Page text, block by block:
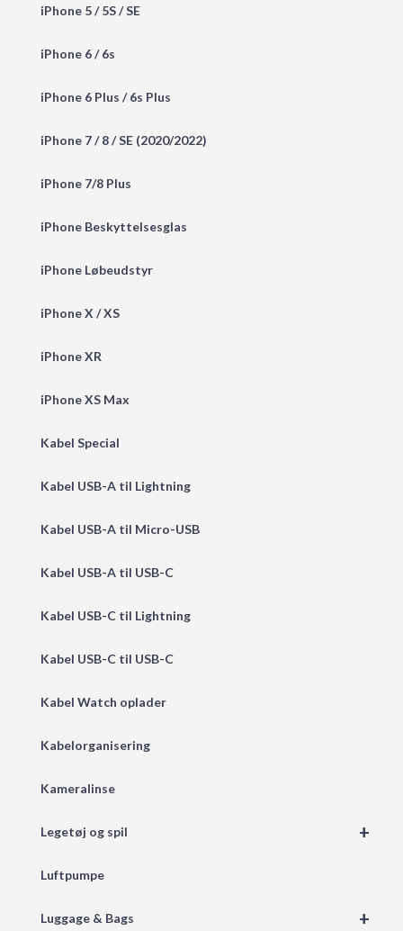
iPhone 5 / 5S / SE
iPhone 6 / 6s
iPhone 6 Plus / 6s Plus
iPhone 7 / 8 / SE (2020/2022)
iPhone 7/8 Plus
iPhone Beskyttelsesglas
iPhone Løbeudstyr
iPhone X / XS
iPhone XR
iPhone XS Max
Kabel Special
Kabel USB-A til Lightning
Kabel USB-A til Micro-USB
Kabel USB-A til USB-C
Kabel USB-C til Lightning
Kabel USB-C til USB-C
Kabel Watch oplader
Kabelorganisering
Kameralinse
+
Legetøj og spil
Luftpumpe
+
Luggage & Bags